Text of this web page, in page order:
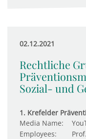
02.12.2021
Rechtliche
Sozial- und
1. Krefelder
Media Name:
Employees: